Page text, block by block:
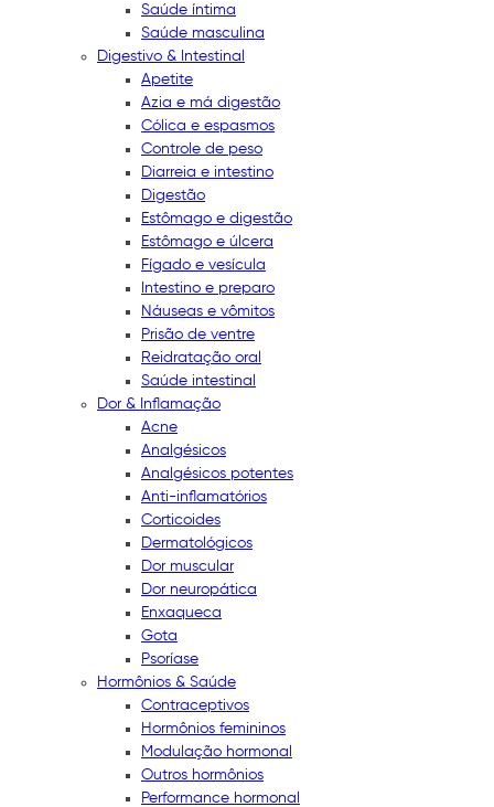
Saúde íntima
Saúde masculina
Digestivo & Intestinal
Apetite
Azia e má digestão
Cólica e espasmos
Controle de peso
Diarreia e intestino
Digestão
Estômago e digestão
Estômago e úlcera
Fígado e vesícula
Intestino e preparo
Náuseas e vômitos
Prisão de ventre
Reidratação oral
Saúde intestinal
Dor & Inflamação
Acne
Analgésicos
Analgésicos potentes
Anti-inflamatórios
Corticoides
Dermatológicos
Dor muscular
Dor neuropática
Enxaqueca
Gota
Psoríase
Hormônios & Saúde
Contraceptivos
Hormônios femininos
Modulação hormonal
Outros hormônios
Performance hormonal